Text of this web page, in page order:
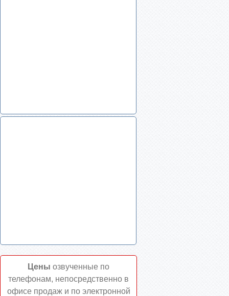
Цены озвученные по
телефонам, непосредственно в
офисе продаж и по электронной